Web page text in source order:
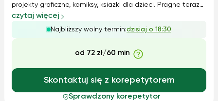
projekty graficzne, komiksy, ksiazki dla dzieci. Pragne teraz
zaczac nauke z panstwa dziecmi, pomoc im w codziennych
trudach i nauce. Najwazniejsza jest odpowiednia
motywacja do nauki i stawianie sob...
czytaj więcej
Najbliższy wolny termin:dzisiaj o 18:30
od 72 zł/60 min
Skontaktuj się z korepetytorem
Sprawdzony korepetytor